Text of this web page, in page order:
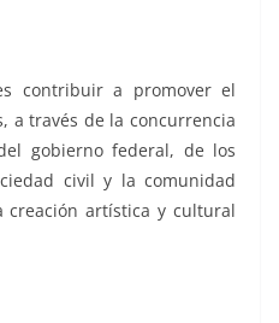
contribuir a promover el
a través de la concurrencia
gobierno federal, de los
civil y la comunidad
artística y cultural